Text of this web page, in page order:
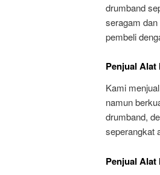
drumband
seragam
pembeli
Penjual Alat
Kami
namun
drumband,
seperangkat
Penjual Alat